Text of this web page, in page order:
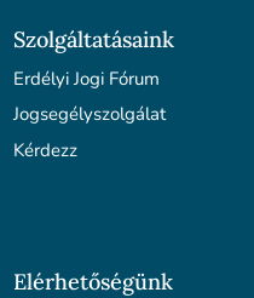
Szolgáltatásaink
Erdélyi Jogi Fórum
Jogsegélyszolgálat
Kérdezz
Elérhetőségünk